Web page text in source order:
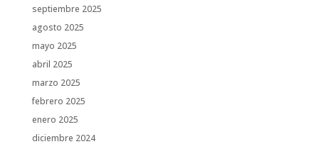
septiembre 2025
agosto 2025
mayo 2025
abril 2025
marzo 2025
febrero 2025
enero 2025
diciembre 2024